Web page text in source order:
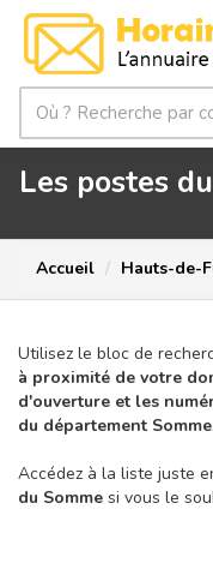
Les postes
Accueil Hauts-de-
Utilisez le bloc de
à proximité de votre
d'ouverture et les
du département Somme
Accédez à la liste juste
du Somme si vous le